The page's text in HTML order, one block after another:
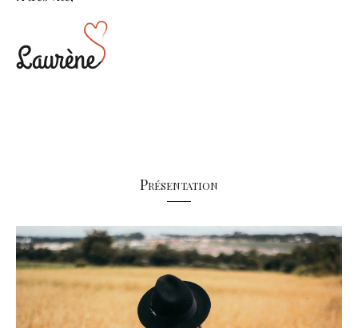
Présentation